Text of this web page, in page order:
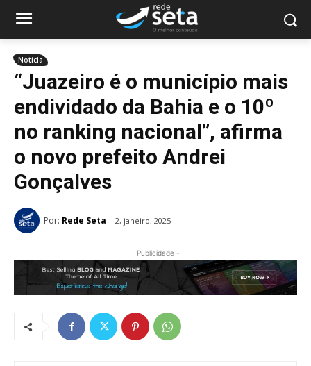
Notícia
“Juazeiro é o município mais
endividado da Bahia e o 10º
no ranking nacional”, afirma
o novo prefeito Andrei
Gonçalves
Por: Rede Seta 2, janeiro, 2025
- Publicidade -